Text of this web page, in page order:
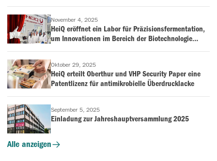
November 4, 2025
HeiQ eröffnet ein Labor für Präzisionsfermentation,
um Innovationen im Bereich der Biotechnologie
Oktober 29, 2025
HeiQ erteilt Oberthur und VHP Security Paper eine
Patentlizenz für antimikrobielle Überdrucklacke
September 5, 2025
Einladung zur Jahreshauptversammlung 2025
Alle anzeigen